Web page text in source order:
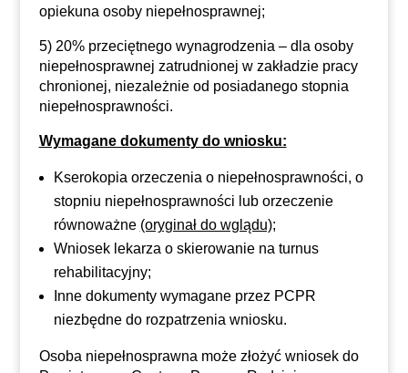
opiekuna osoby niepełnosprawnej;
5) 20% przeciętnego wynagrodzenia – dla osoby
niepełnosprawnej zatrudnionej w zakładzie pracy
chronionej, niezależnie od posiadanego stopnia
niepełnosprawności.
Wymagane dokumenty do wniosku:
Kserokopia orzeczenia o niepełnosprawności, o
stopniu niepełnosprawności lub orzeczenie
równoważne (oryginał do wglądu);
Wniosek lekarza o skierowanie na turnus
rehabilitacyjny;
Inne dokumenty wymagane przez PCPR
niezbędne do rozpatrzenia wniosku.
Osoba niepełnosprawna może złożyć wniosek do